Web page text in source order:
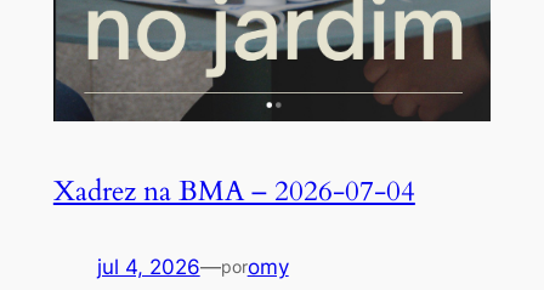
Xadrez na BMA – 2026-07-04
jul 4, 2026—poromy